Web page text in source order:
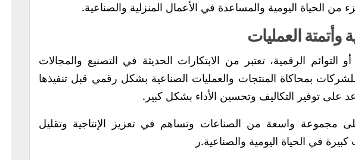
من الحياة اليومية والمساعدة في الأعمال المنزلية والصناعية.
وأتمتة العمليات
أو التوائم الرقمية، تعتبر من الابتكارات الحديثة في التصنيع والمجالات
بمحاكاة المنتجات والعمليات الصناعية بشكل رقمي قبل تنفيذها
على توفير التكاليف وتحسين الأداء بشكل كبير.
مجموعة واسعة من الصناعات وتساهم في تعزيز الإنتاجية وتقليل
في الحياة اليومية والصناعية.ر